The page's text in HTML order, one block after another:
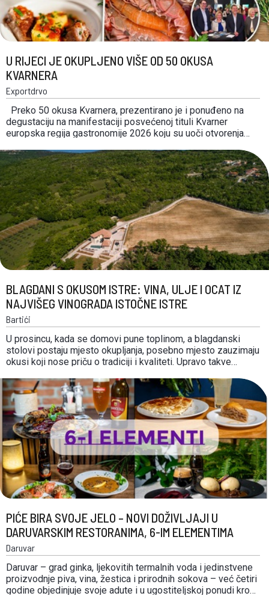
U RIJECI JE OKUPLJENO VIŠE OD 50 OKUSA
KVARNERA
Exportdrvo
Preko 50 okusa Kvarnera, prezentirano je i ponuđeno na
degustaciju na manifestaciji posvećenoj tituli Kvarner
europska regija gastronomije 2026 koju su uoči otvorenja
i Riječkog prstena.. Riječke boje branili su Riječka
gastronomska luka Nautica s rižotom sa škampima i
šparogama i minjonima od …
BLAGDANI S OKUSOM ISTRE: VINA, ULJE I OCAT IZ
NAJVIŠEG VINOGRADA ISTOČNE ISTRE
Bartići
U prosincu, kada se domovi pune toplinom, a blagdanski
stolovi postaju mjesto okupljanja, posebno mjesto zauzimaju
okusi koji nose priču o tradiciji i kvaliteti. Upravo takve
istarskog poluotoka, gdje sunce, vjetar i bogato mineralno tlo
stvaraju idealne uvjete za vrhunsko grožđe i …
PIĆE BIRA SVOJE JELO – NOVI DOŽIVLJAJI U
DARUVARSKIM RESTORANIMA, 6-IM ELEMENTIMA
Daruvar
Daruvar – grad ginka, ljekovitih termalnih voda i jedinstvene
proizvodnje piva, vina, žestica i prirodnih sokova – već četiri
godine objedinjuje svoje adute i u ugostiteljskoj ponudi kroz